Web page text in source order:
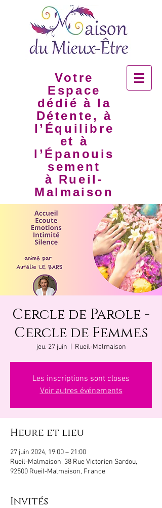
Votre
Espace
dédié à la
Détente, à
l’Équilibre
et à
l’Épanouis
sement
à Rueil-
Malmaison
Cercle de Parole -
Cercle de Femmes
jeu. 27 juin Rueil-Malmaison
Les inscriptions sont closes
Voir autres événements
Heure et lieu
27 juin 2024, 19:00 – 21:00
Rueil-Malmaison, 38 Rue Victorien Sardou,
92500 Rueil-Malmaison, France
Invités